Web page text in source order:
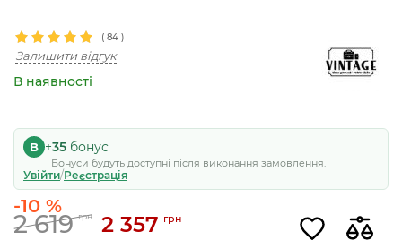
( 84 )
Залишити відгук
В наявності
B +35 бонус
Бонуси будуть доступні після виконання замовлення.
Увійти/Реєстрація
2 619 грн 2 357 грн
-10 %